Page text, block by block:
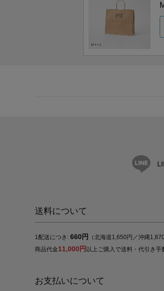
送料について
1配送につき: 660円
（北海道1,650円／沖縄1,870
商品代金11,000円 以上ご購入で送料・代引き手
お支払いについて